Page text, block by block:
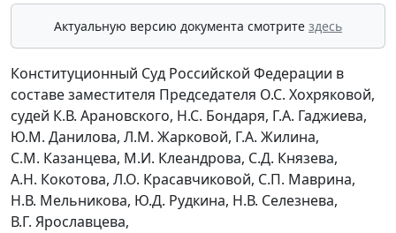
Актуальную версию документа смотрите здесь
Конституционный Суд Российской Федерации в
составе заместителя Председателя О.С. Хохряковой,
судей К.В. Арановского, Н.С. Бондаря, Г.А. Гаджиева,
Ю.М. Данилова, Л.М. Жарковой, Г.А. Жилина,
С.М. Казанцева, М.И. Клеандрова, С.Д. Князева,
А.Н. Кокотова, Л.О. Красавчиковой, С.П. Маврина,
Н.В. Мельникова, Ю.Д. Рудкина, Н.В. Селезнева,
В.Г. Ярославцева,